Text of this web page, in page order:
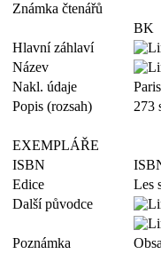
Známka čtenářů
BK
Hlavní záhlaví
Název
Nakl. údaje
Popis (rozsah)
273
EXEMPLÁŘE
ISBN
Edice
Les
Další původce
Poznámka